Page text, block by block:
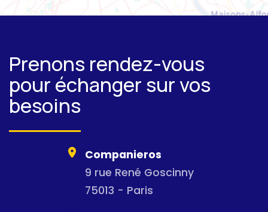
OpenStreetMap
Prenons rendez-vous
pour échanger sur vos
besoins
Companieros
9 rue René Goscinny
75013 - Paris